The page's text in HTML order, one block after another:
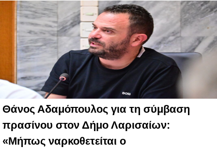
Θάνος Αδαμόπουλος για τη σύμβαση
πρασίνου στον Δήμο Λαρισαίων:
«Μήπως ναρκοθετείται ο